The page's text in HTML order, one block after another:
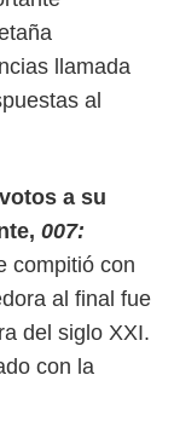
llamada
al
a su
007:
compitió con
al final fue
del siglo XXI.
con la